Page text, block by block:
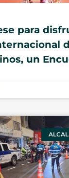
para
un